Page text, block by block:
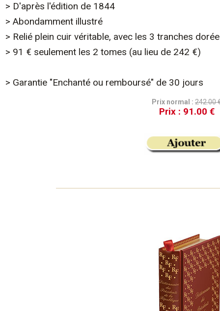
> D'après l'édition de 1844
> Abondamment illustré
> Relié plein cuir véritable, avec les 3 tranches
> 91 € seulement les 2 tomes (au lieu de 242 €)
> Garantie "Enchanté ou remboursé" de 30 jours
Prix normal : 242.00
Prix : 91.00 €